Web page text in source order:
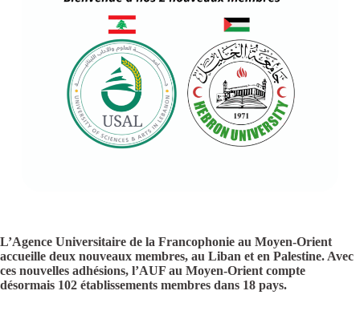
L’Agence Universitaire de la Francophonie au Moyen-Orient
accueille deux nouveaux membres, au Liban et en Palestine. Avec
ces nouvelles adhésions, l’AUF au Moyen-Orient compte
désormais 102 établissements membres dans 18 pays.